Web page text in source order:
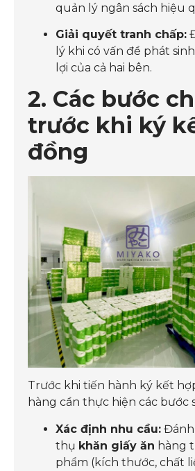
quản lý ngân sách hiệu
Giải quyết tranh chấp:
lý khi có vấn đề phát
lợi của cả hai bên.
2. Các bước
trước khi ký
đồng
Trước khi tiến hành ký kết
hàng cần thực hiện các bước
Xác định nhu cầu:
thụ khăn giấy ăn hàng
phẩm (kích thước, chất